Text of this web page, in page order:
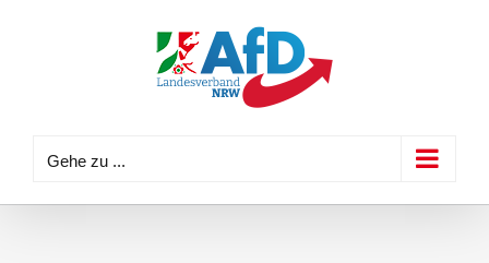
Gehe zu ...